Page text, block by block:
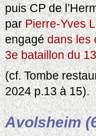
puis CP de
parPierre-Yves
engagédans les
3e bataillon du
(cf. Tombe
2024 p.13 à 15).
Avolsheim